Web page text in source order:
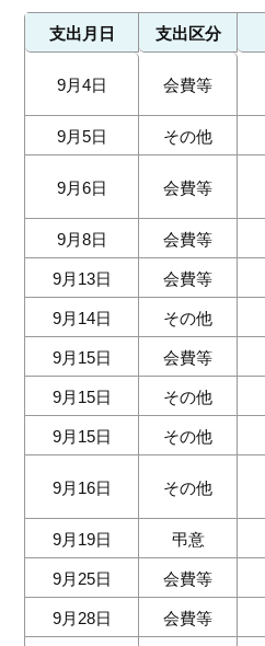
支出月日 支出区分
9月4日 会費等
9月5日 その他
9月6日 会費等
9月8日 会費等
9月13日 会費等
9月14日 その他
9月15日 会費等
9月15日 その他
9月15日 その他
9月16日 その他
9月19日 弔意
9月25日 会費等
9月28日 会費等